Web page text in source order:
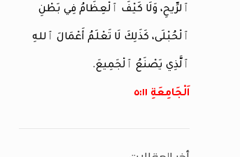
ٱلرِّيحِ، وَلَا كَيْفَ ٱلْعِظَامُ فِي بَطْنِ
ٱلْحُبْلَى، كَذَلِكَ لَا تَعْلَمُ أَعْمَالَ ٱللهِ
ٱلَّذِي يَصْنَعُ ٱلْجَمِيعَ.
اَلْجَامِعَةِ ١١:‏٥